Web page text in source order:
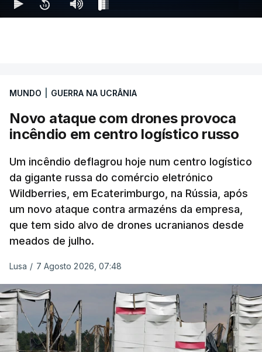
MUNDO GUERRA NA UCRÂNIA
Novo ataque com drones provoca
incêndio em centro logístico russo
Um incêndio deflagrou hoje num centro logístico
da gigante russa do comércio eletrónico
Wildberries, em Ecaterimburgo, na Rússia, após
um novo ataque contra armazéns da empresa,
que tem sido alvo de drones ucranianos desde
meados de julho.
Lusa / 7 Agosto 2026, 07:48